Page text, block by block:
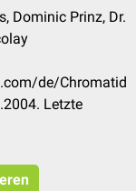
Dominic Prinz, Dr.
de/Chromatid
Letzte